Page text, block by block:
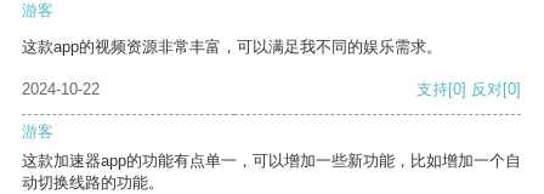
游客
这款app的视频资源非常丰富，可以满足我不同的娱乐需求。
2024-10-22 支持[0] 反对[0]
游客
这款加速器app的功能有点单一，可以增加一些新功能，比如增加一个自
动切换线路的功能。